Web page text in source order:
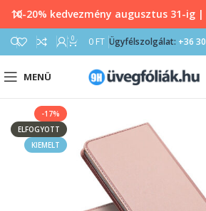
0 0 FT Ügyfélszolgálat: +36
MENÜ
-17%
ELFOGYOTT
KIEMELT
10-20% kedvezmény augusztus 31-ig |